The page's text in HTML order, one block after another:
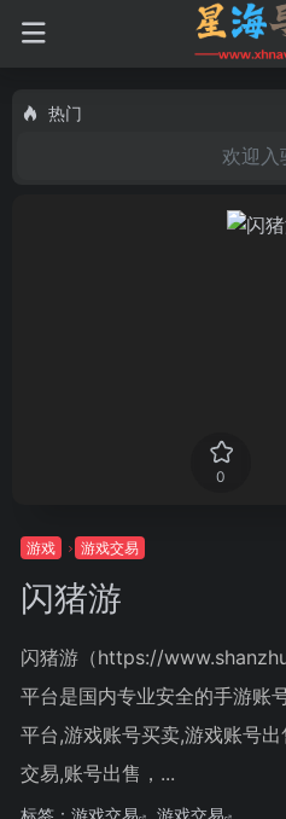
热门
欢迎入
0
游戏 游戏交易
闪猪游
闪猪游（https://
平台是国内专业安全的手游账
平台,游戏账号买卖,游戏账号
交易,账号出售，...
标签： 游戏交易
游戏交易